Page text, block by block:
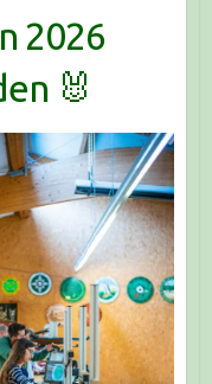
2026
🐰